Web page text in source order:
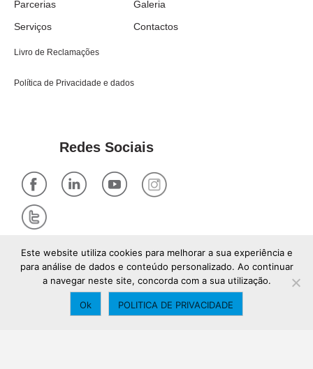
Parcerias
Serviços
Galeria
Contactos
Livro de Reclamações
Política de Privacidade e dados
Redes Sociais
Este website utiliza cookies para melhorar a sua experiência e
para análise de dados e conteúdo personalizado. Ao continuar
a navegar neste site, concorda com a sua utilização.
Ok POLITICA DE PRIVACIDADE